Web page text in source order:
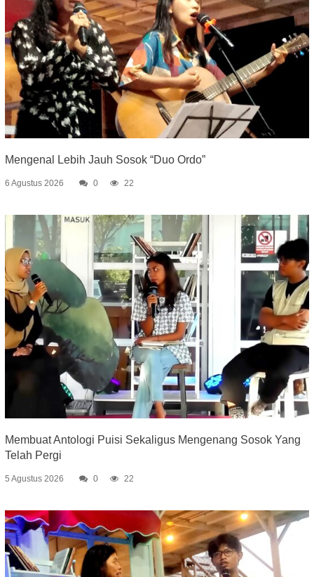
Mengenal Lebih Jauh Sosok “Duo Ordo”
6 Agustus 2026 0 22
Membuat Antologi Puisi Sekaligus Mengenang Sosok Yang
Telah Pergi
5 Agustus 2026 0 22